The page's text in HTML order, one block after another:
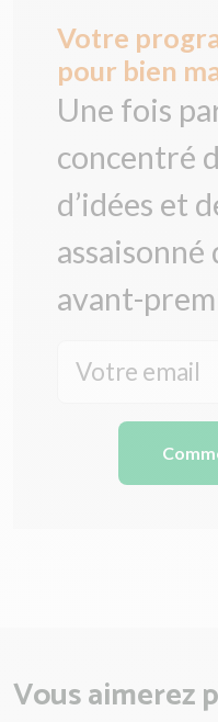
Votre
pour bien
Une fois
concentré
d’idées et
assaisonné
avant-
Vous aimerez